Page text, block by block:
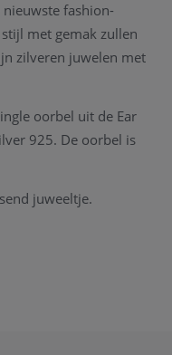
fashion-
met gemak zullen
zilveren juwelen met
oorbel uit de Ear
925. De oorbel is
juweeltje.
in ons